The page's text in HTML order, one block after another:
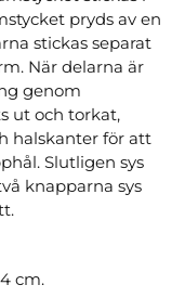
pryds av en
stickas separat
När delarna är
genom
ut och torkat,
halskanter för att
Slutligen sys
knapparna sys
cm.